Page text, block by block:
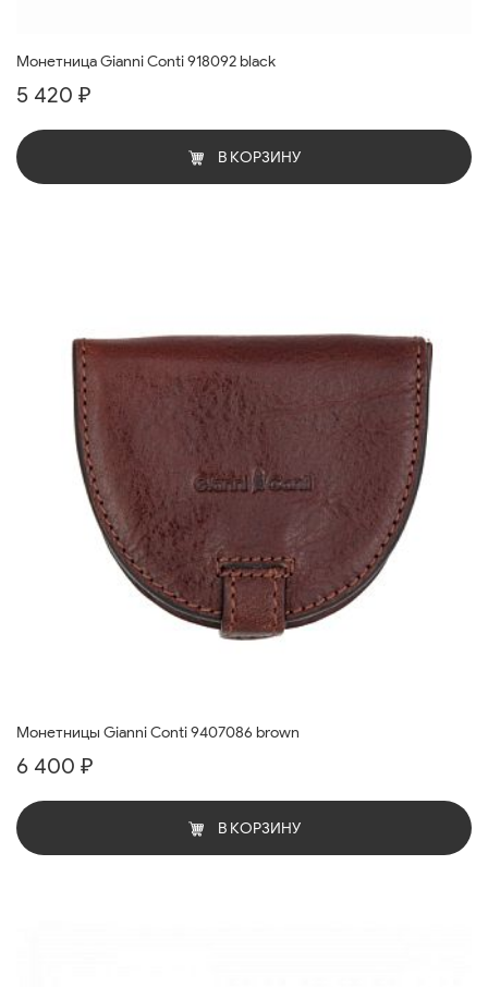
Монетница Gianni Conti 918092 black
5 420 ₽
В КОРЗИНУ
Монетницы Gianni Conti 9407086 brown
6 400 ₽
В КОРЗИНУ